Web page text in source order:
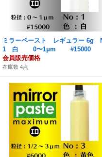
ミラーペースト レギュラー 6g
1 白 0〜1μm #15000
会員販売価格
在庫数 4点